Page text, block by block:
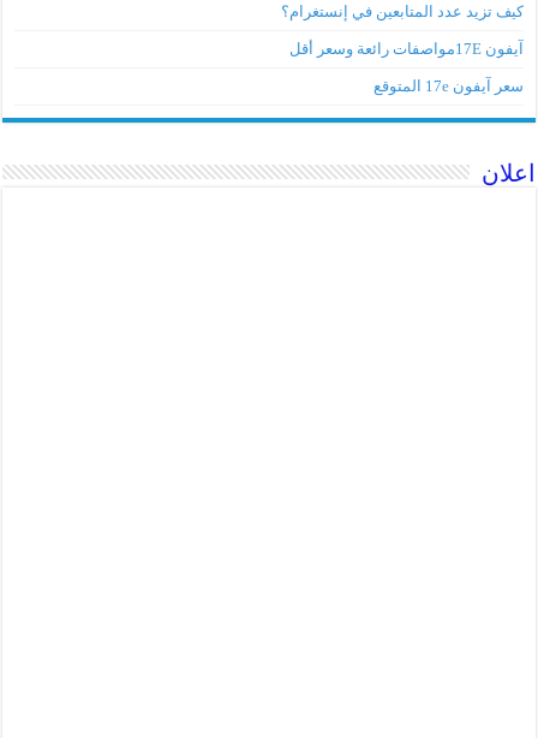
كيف تزيد عدد المتابعين في إنستغرام؟
آيفون 17Eمواصفات رائعة وسعر أقل
سعر آيفون 17e المتوقع
اعلان